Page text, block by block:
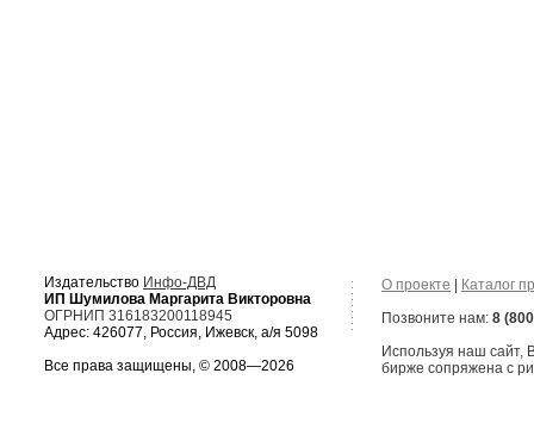
Издательство Инфо-ДВД
ИП Шумилова Маргарита Викторовна
ОГРНИП 316183200118945
Адрес: 426077, Россия, Ижевск, а/я 5098
Все права защищены, © 2008—2026
О проекте
Каталог
Позвоните нам: 8
Используя наш сайт,
бирже сопряжена с